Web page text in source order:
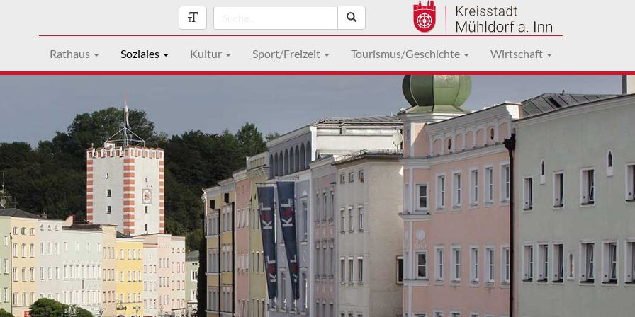
Rathaus Soziales Kultur Sport/Freizeit Tourismus/Geschichte Wirtschaft